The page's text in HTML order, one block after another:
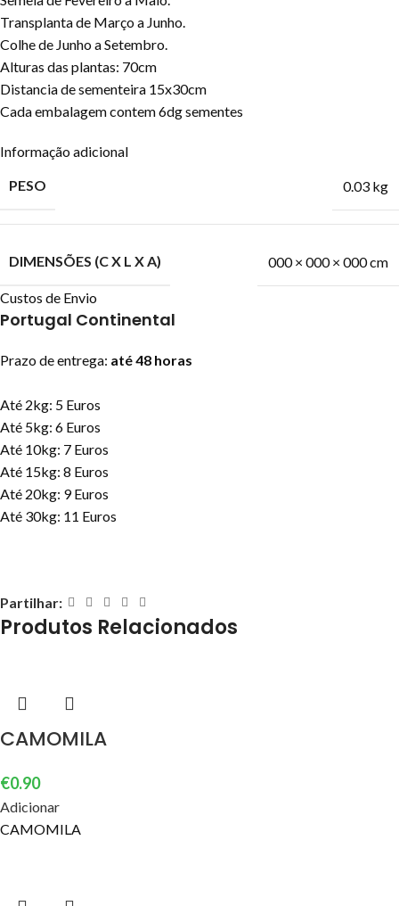
Transplanta de Março a Junho.
Colhe de Junho a Setembro.
Alturas das plantas: 70cm
Distancia de sementeira 15x30cm
Cada embalagem contem 6dg sementes
Informação adicional
PESO
0.03 kg
DIMENSÕES (C X L X A) 000 × 000 × 000 cm
Custos de Envio
Portugal Continental
Prazo de entrega: até 48 horas
Até 2kg: 5 Euros
Até 5kg: 6 Euros
Até 10kg: 7 Euros
Até 15kg: 8 Euros
Até 20kg: 9 Euros
Até 30kg: 11 Euros
Partilhar:
Produtos Relacionados
CAMOMILA
€0.90
Adicionar
CAMOMILA